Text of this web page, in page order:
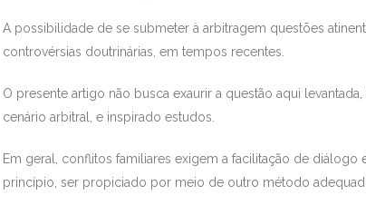
A possibilidade de se submeter à arbitragem questões
controvérsias doutrinárias, em tempos recentes.
O presente artigo não busca exaurir a questão aqui
cenário arbitral, e inspirado estudos.
Em geral, conflitos familiares exigem a facilitação de
princípio, ser propiciado por meio de outro método